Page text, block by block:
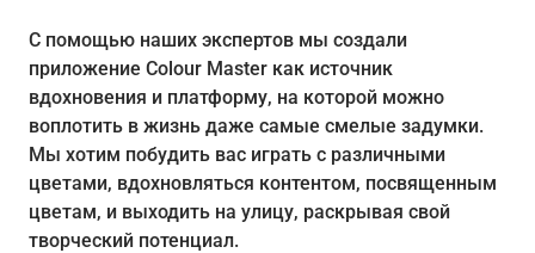
С помощью наших экспертов мы создали
приложение Colour Master как источник
вдохновения и платформу, на которой можно
воплотить в жизнь даже самые смелые задумки.
Мы хотим побудить вас играть с различными
цветами, вдохновляться контентом, посвященным
цветам, и выходить на улицу, раскрывая свой
творческий потенциал.